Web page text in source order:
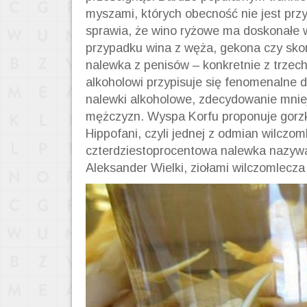
myszami, których obecność nie jest
sprawia, że wino ryżowe ma doskonałe
przypadku wina z węża, gekona czy
nalewka z penisów – konkretnie z
alkoholowi przypisuje się fenomenalne
nalewki alkoholowe, zdecydowanie
mężczyzn. Wyspa Korfu proponuje
Hippofani, czyli jednej z odmian
czterdziestoprocentowa nalewka
Aleksander Wielki, ziołami